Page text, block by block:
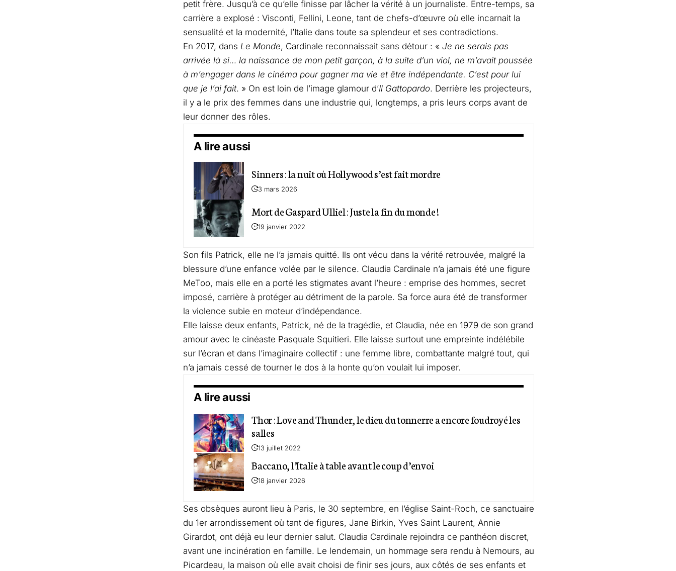
petit frère. Jusqu’à ce qu’elle finisse par lâcher la vérité à un journaliste. Entre-temps, sa
carrière a explosé : Visconti, Fellini, Leone, tant de chefs-d’œuvre où elle incarnait la
sensualité et la modernité, l’Italie dans toute sa splendeur et ses contradictions.
En 2017, dans Le Monde, Cardinale reconnaissait sans détour : « Je ne serais pas
arrivée là si… la naissance de mon petit garçon, à la suite d’un viol, ne m’avait poussée
à m’engager dans le cinéma pour gagner ma vie et être indépendante. C’est pour lui
que je l’ai fait. » On est loin de l’image glamour d’Il Gattopardo. Derrière les projecteurs,
il y a le prix des femmes dans une industrie qui, longtemps, a pris leurs corps avant de
leur donner des rôles.
A lire aussi
Sinners : la nuit où Hollywood s’est fait mordre
3 mars 2026
Mort de Gaspard Ulliel : Juste la fin du monde !
19 janvier 2022
Son fils Patrick, elle ne l’a jamais quitté. Ils ont vécu dans la vérité retrouvée, malgré la
blessure d’une enfance volée par le silence. Claudia Cardinale n’a jamais été une figure
MeToo, mais elle en a porté les stigmates avant l’heure : emprise des hommes, secret
imposé, carrière à protéger au détriment de la parole. Sa force aura été de transformer
la violence subie en moteur d’indépendance.
Elle laisse deux enfants, Patrick, né de la tragédie, et Claudia, née en 1979 de son grand
amour avec le cinéaste Pasquale Squitieri. Elle laisse surtout une empreinte indélébile
sur l’écran et dans l’imaginaire collectif : une femme libre, combattante malgré tout, qui
n’a jamais cessé de tourner le dos à la honte qu’on voulait lui imposer.
A lire aussi
Thor : Love and Thunder, le dieu du tonnerre a encore foudroyé les
salles
13 juillet 2022
Baccano, l’Italie à table avant le coup d’envoi
18 janvier 2026
Ses obsèques auront lieu à Paris, le 30 septembre, en l’église Saint-Roch, ce sanctuaire
du 1er arrondissement où tant de figures, Jane Birkin, Yves Saint Laurent, Annie
Girardot, ont déjà eu leur dernier salut. Claudia Cardinale rejoindra ce panthéon discret,
avant une incinération en famille. Le lendemain, un hommage sera rendu à Nemours, au
Picardeau, la maison où elle avait choisi de finir ses jours, aux côtés de ses enfants et